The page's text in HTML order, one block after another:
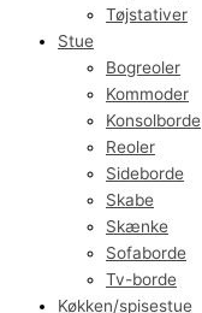
Tøjstativer
Stue
Bogreoler
Kommoder
Konsolborde
Reoler
Sideborde
Skabe
Skænke
Sofaborde
Tv-borde
Køkken/spisestue